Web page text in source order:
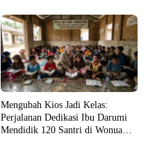
Mengubah Kios Jadi Kelas:
Perjalanan Dedikasi Ibu Darumi
Mendidik 120 Santri di Wonua